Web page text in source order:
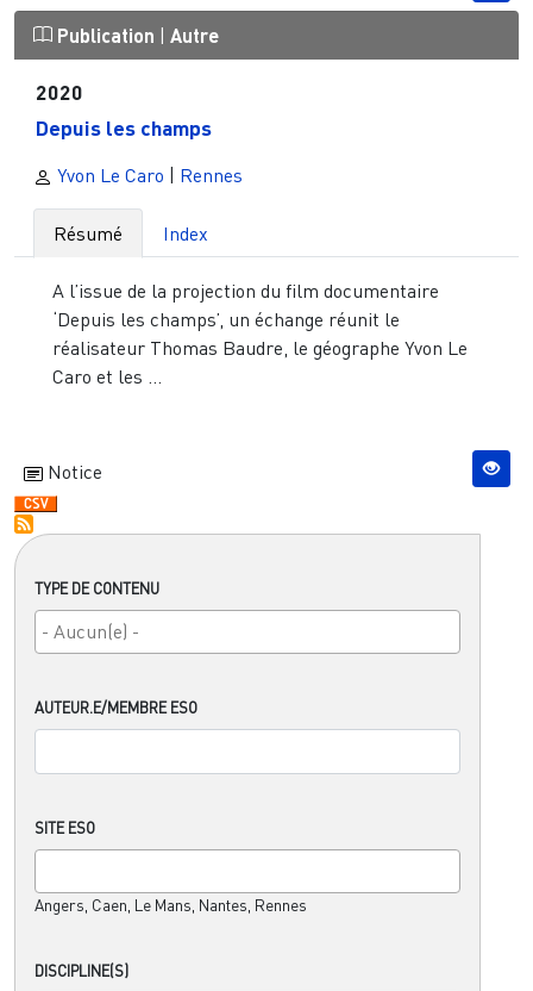
TYPE DE CONTENU
AUTEUR.E/MEMBRE ESO
SITE ESO
Angers, Caen, Le Mans, Nantes, Rennes
DISCIPLINE(S)
Publication | Autre
2020
Depuis les champs
Yvon Le Caro | Rennes
Résumé Index
A l’issue de la projection du film documentaire
‘Depuis les champs’, un échange réunit le
réalisateur Thomas Baudre, le géographe Yvon Le
Caro et les ...
Notice